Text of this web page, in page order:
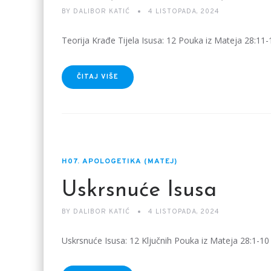
BY DALIBOR KATIĆ 4 LISTOPADA, 2024
Teorija Krađe Tijela Isusa: 12 Pouka iz Mateja 28:11-
ČITAJ VIŠE
H07. APOLOGETIKA (MATEJ)
Uskrsnuće Isusa
BY DALIBOR KATIĆ 4 LISTOPADA, 2024
Uskrsnuće Isusa: 12 Ključnih Pouka iz Mateja 28:1-10